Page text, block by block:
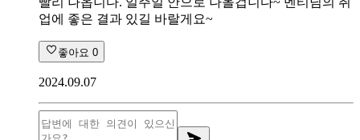
업에 좋은 결과 있길 바랄게요~
좋아요 0
2024.09.07